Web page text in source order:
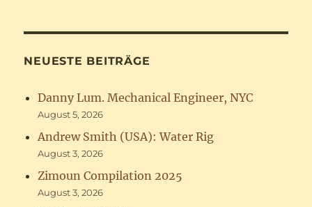
NEUESTE BEITRÄGE
Danny Lum. Mechanical Engineer, NYC
August 5, 2026
Andrew Smith (USA): Water Rig
August 3, 2026
Zimoun Compilation 2025
August 3, 2026